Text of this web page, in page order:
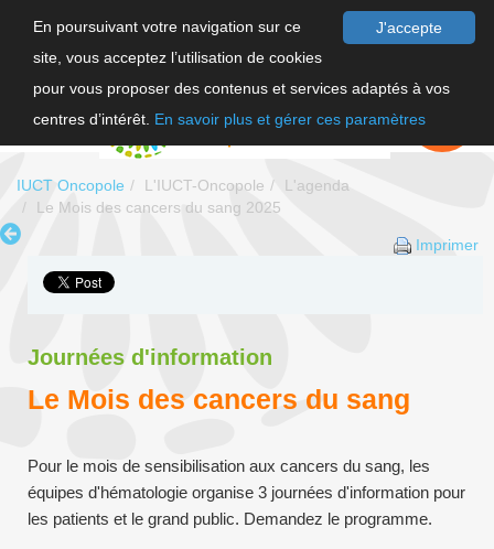
J'accepte
En poursuivant votre navigation sur ce
site, vous acceptez l’utilisation de cookies
pour vous proposer des contenus et services adaptés à vos
centres d’intérêt. En savoir plus et gérer ces paramètres
FAIRE UN
DON
IUCT Oncopole L'IUCT-Oncopole
L'agenda
Le Mois des cancers du sang 2025
Imprimer
Journées d'information
Le Mois des cancers du sang
Pour le mois de sensibilisation aux cancers du sang, les
équipes d'hématologie organise 3 journées d'information pour
les patients et le grand public. Demandez le programme.